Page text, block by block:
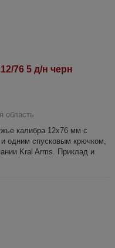
76 5 д/н черн
область
калибра 12х76 мм с
одним спусковым крючком,
Kral Arms. Приклад и